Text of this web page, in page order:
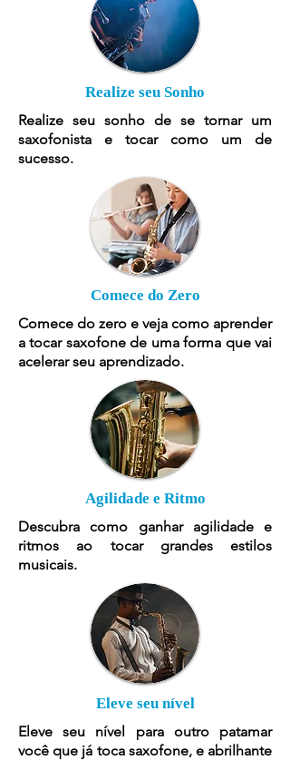
Realize seu Sonho
Realize seu sonho de se tornar um
saxofonista e tocar como um de
sucesso.
Comece do Zero
Comece do zero e veja como aprender
a tocar saxofone de uma forma que vai
acelerar seu aprendizado.
Agilidade e Ritmo
Descubra como ganhar agilidade e
ritmos ao tocar grandes estilos
musicais.
Eleve seu nível
Eleve seu nível para outro patamar
você que já toca saxofone, e abrilhante